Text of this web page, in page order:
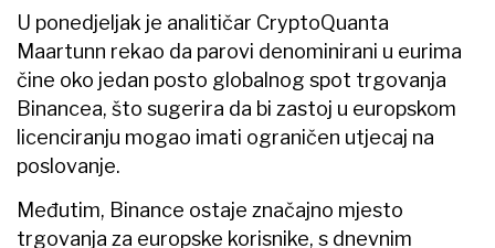
U ponedjeljak je analitičar CryptoQuanta
Maartunn rekao da parovi denominirani u eurima
čine oko jedan posto globalnog spot trgovanja
Binancea, što sugerira da bi zastoj u europskom
licenciranju mogao imati ograničen utjecaj na
poslovanje.
Međutim, Binance ostaje značajno mjesto
trgovanja za europske korisnike, s dnevnim